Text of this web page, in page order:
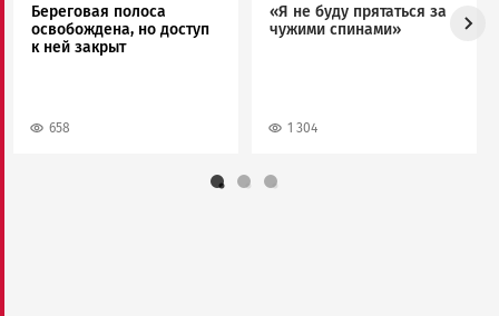
Береговая полоса
освобождена, но доступ
к ней закрыт
658
«Я не буду прятаться за
чужими спинами»
1 304